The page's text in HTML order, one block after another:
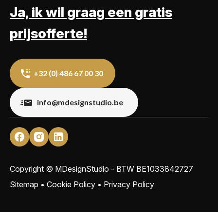
Ja, ik wil graag een gratis
prijsofferte!
+32 (0) 486 67 00 30
info@mdesignstudio.be
Copyright © MDesignStudio - BTW BE1033842727
Sitemap • Cookie Policy • Privacy Policy